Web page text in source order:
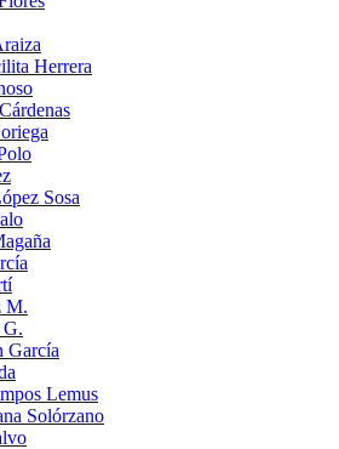
Herrera
Sosa
M.
García
Lemus
Solórzano